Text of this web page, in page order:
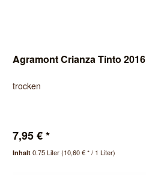
Agramont Crianza Tinto 2016
trocken
7,95 € *
Inhalt0.75 Liter(10,60 € * / 1 Liter)